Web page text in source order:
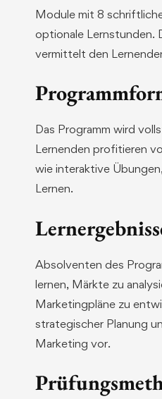
Module mit 8
optionale Lernstunden.
vermittelt den
Das Programm wird
Lernenden profitieren
wie interaktive
Lernen.
Absolventen des
lernen, Märkte zu
Marketingpläne zu
strategischer Planung
Marketing vor.